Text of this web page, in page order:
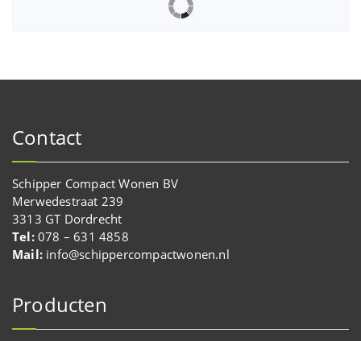
Contact
Schipper Compact Wonen BV
Merwedestraat 239
3313 GT Dordrecht
Tel:078 – 631 4858
Mail: info@schippercompactwonen.nl
Producten